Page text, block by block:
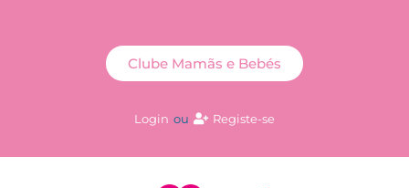
Login ou Registe-se
Clube Mamãs e Bebés